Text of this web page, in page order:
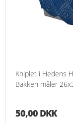
Kniplet i Hedens
Bakken måler
50,00 DKK